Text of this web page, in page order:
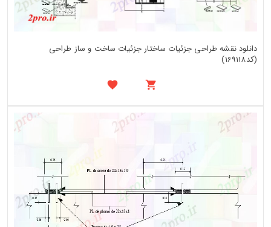
دانلود نقشه طراحی جزئیات ساختار جزئیات ساخت و ساز طراحی
(کد169118)